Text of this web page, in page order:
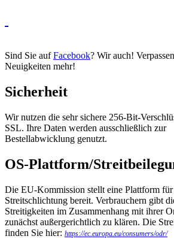
Sind Sie aufFacebook? Wir auch!
Neuigkeiten mehr!
Sicherheit
Wir nutzen die sehr sichere 256-Bit-
SSL. Ihre Daten werden ausschließlich zur
Bestellabwicklung genutzt.
OS-Plattform/
Die EU-Kommission stellt eine Plattform
Streitschlichtung bereit. Verbrauchern gibt
Streitigkeiten im Zusammenhang mit ihrer
zunächst außergerichtlich zu klären. Die
finden Sie hier: https://ec.europa.eu/consumers/odr/